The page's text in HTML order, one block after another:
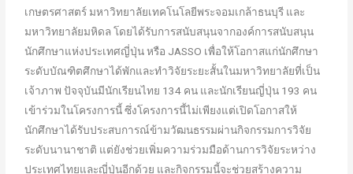
เกษตรศาสตร์ มหาวิทยาลัยเทคโนโลยีพระจอมเกล้าธนบุรี และ
มหาวิทยาลัยมหิดล โดยได้รับการสนับสนุนจากองค์การสนับสนุน
นักศึกษาแห่งประเทศญี่ปุ่น หรือ JASSO เพื่อให้โอกาสแก่นักศึกษา
ระดับบัณฑิตศึกษาได้พักและทำวิจัยระยะสั้นในมหาวิทยาลัยที่เป็น
เจ้าภาพ ปัจจุบันมีนักเรียนไทย 134 คน และนักเรียนญี่ปุ่น 193 คน
เข้าร่วมในโครงการนี้ ซึ่งโครงการนี้ไม่เพียงแต่เปิดโอกาสให้
นักศึกษาได้รับประสบการณ์ข้ามวัฒนธรรมผ่านกิจกรรมการวิจัย
ระดับนานาชาติ แต่ยังช่วยเพิ่มความร่วมมือด้านการวิจัยระหว่าง
ประเทศไทยและญี่ปุ่นอีกด้วย และกิจกรรมนี้จะช่วยสร้างความ